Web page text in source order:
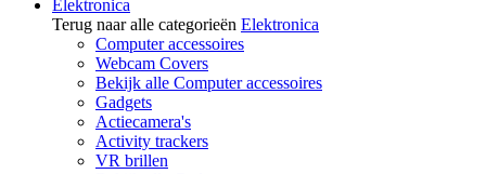
Elektronica
Terug naar alle categorieën Elektronica
Computer accessoires
Webcam Covers
Bekijk alle Computer accessoires
Gadgets
Actiecamera's
Activity trackers
VR brillen